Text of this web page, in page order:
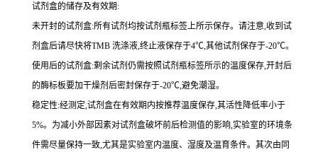
试剂盒的储存及有效期:
未开封的试剂盒:所有试剂均按试剂瓶标签上所示保存。请注意,收到试
剂盒后请尽快将TMB 洗涤液,终止液保存于4℃,其他试剂保存于-20℃。
使用后的试剂盒:剩余试剂仍需按照试剂瓶标签所示的温度保存,开封后
的酶标板要加干燥剂后密封保存于-20℃,避免潮湿。
稳定性:经测定,试剂盒在有效期内按推荐温度保存,其活性降低率小于
5%。为减小外部因素对试剂盒破坏前后检测值的影响,实验室的环境条
件需尽量保持一致,尤其是实验室内温度、湿度及温育条件。其次由同